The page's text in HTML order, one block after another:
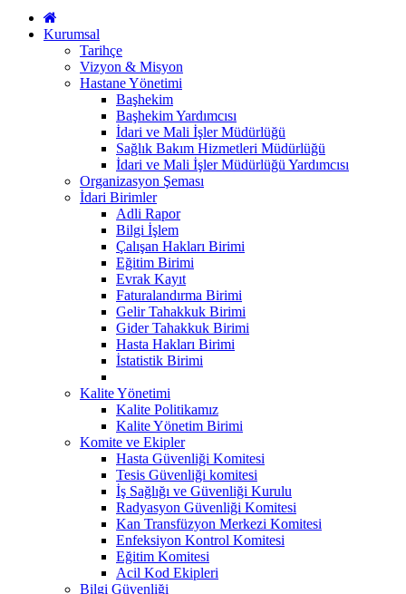
Kurumsal
Tarihçe
Vizyon & Misyon
Hastane Yönetimi
Başhekim
Başhekim Yardımcısı
İdari ve Mali İşler Müdürlüğü
Sağlık Bakım Hizmetleri Müdürlüğü
İdari ve Mali İşler Müdürlüğü Yardımcısı
Organizasyon Şeması
İdari Birimler
Adli Rapor
Bilgi İşlem
Çalışan Hakları Birimi
Eğitim Birimi
Evrak Kayıt
Faturalandırma Birimi
Gelir Tahakkuk Birimi
Gider Tahakkuk Birimi
Hasta Hakları Birimi
İstatistik Birimi
Kalite Yönetimi
Kalite Politikamız
Kalite Yönetim Birimi
Komite ve Ekipler
Hasta Güvenliği Komitesi
Tesis Güvenliği komitesi
İş Sağlığı ve Güvenliği Kurulu
Radyasyon Güvenliği Komitesi
Kan Transfüzyon Merkezi Komitesi
Enfeksiyon Kontrol Komitesi
Eğitim Komitesi
Acil Kod Ekipleri
Bilgi Güvenliği